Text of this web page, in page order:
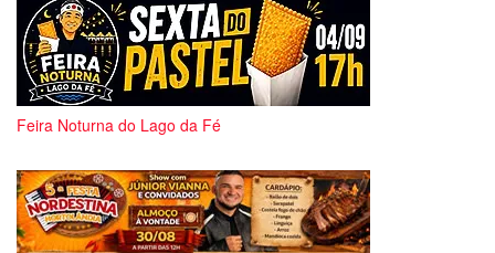
Feira Noturna do Lago da Fé